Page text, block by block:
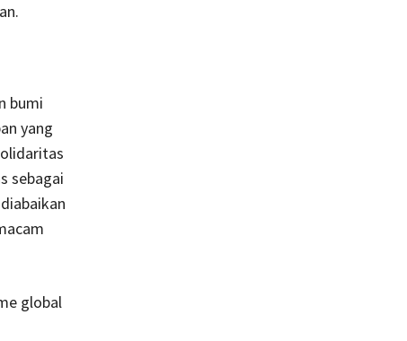
bumi
yang
sebagai
global